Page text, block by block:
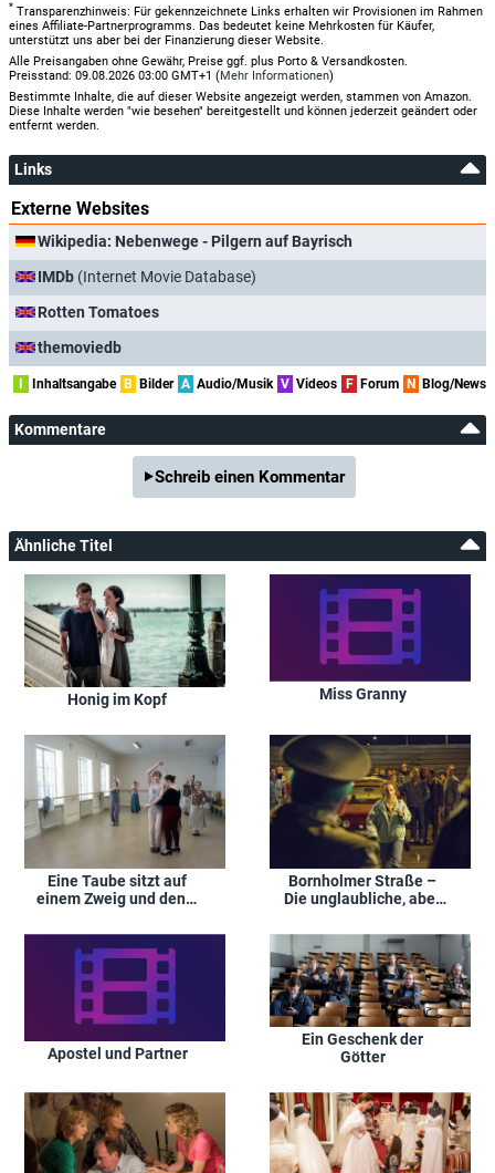
* Transparenzhinweis: Für gekennzeichnete Links erhalten wir Provisionen im Rahmen
eines Affiliate-Partnerprogramms. Das bedeutet keine Mehrkosten für Käufer,
unterstützt uns aber bei der Finanzierung dieser Website.
Alle Preisangaben ohne Gewähr, Preise ggf. plus Porto & Versandkosten.
Preisstand: 09.08.2026 03:00 GMT+1 (Mehr Informationen)
Bestimmte Inhalte, die auf dieser Website angezeigt werden, stammen von Amazon.
Diese Inhalte werden "wie besehen" bereitgestellt und können jederzeit geändert oder
entfernt werden.
Links
Externe Websites
Wikipedia: Nebenwege - Pilgern auf Bayrisch
IMDb (Internet Movie Database)
Rotten Tomatoes
themoviedb
I Inhaltsangabe B Bilder A Audio/Musik V Videos F Forum N Blog/News
Kommentare
Schreib einen Kommentar
Ähnliche Titel
Honig im Kopf Miss Granny
Eine Taube sitzt auf
einem Zweig und denkt
Bornholmer Straße –
Die unglaubliche, aber
Oberstleutnant Harald
Schäfer
Apostel und Partner
Ein Geschenk der
Götter